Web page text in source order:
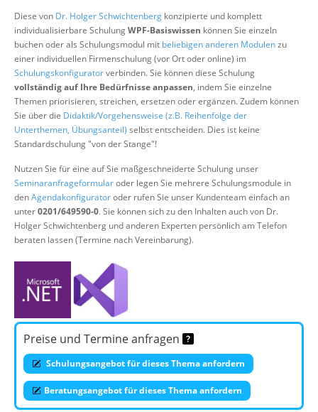
Suche
Diese von Dr. Holger Schwichtenberg konzipierte und komplett
individualisierbare SchulungWPF-Basiswissen können Sie einzeln
buchen oder als Schulungsmodul mit beliebigen anderen Modulenzu
einer individuellen Firmenschulung (vor Ort oder online) im
Schulungskonfiguratorverbinden. Sie können diese Schulung
vollständig auf Ihre Bedürfnisse anpassen, indem Sie einzelne
Themen priorisieren, streichen, ersetzen oder ergänzen. Zudem können
Sie über die Didaktik/Vorgehensweise (z.B. Reihenfolge der
Unterthemen, Übungsanteil) selbst entscheiden. Dies ist keine
Standardschulung "von der Stange"!
Nutzen Sie für eine auf Sie maßgeschneiderte Schulung unser
Seminaranfrageformularoder legen Sie mehrere Schulungsmodule in
denAgendakonfiguratoroder rufen Sie unser Kundenteam einfach an
unter0201/649590-0. Sie können sich zu den Inhalten auch von Dr.
Holger Schwichtenberg und anderen Experten persönlich am Telefon
beraten lassen (Termine nach Vereinbarung).
Preise und Termine anfragen
Schulungsangebot für dieses Thema anfordern
Beratungsangebot für dieses Thema anfordern